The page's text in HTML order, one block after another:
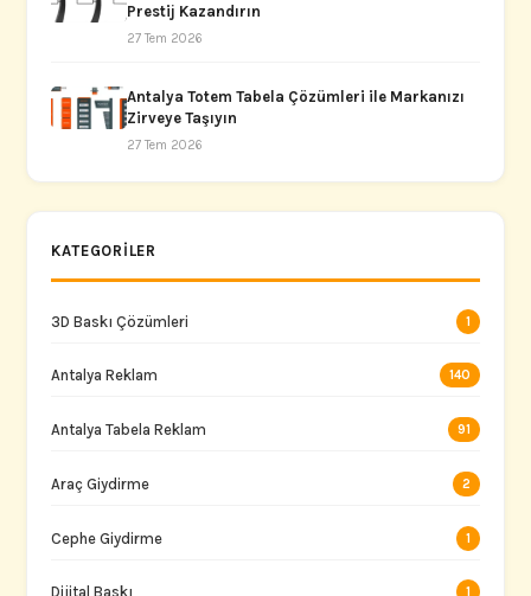
Prestij Kazandırın
27 Tem 2026
Antalya Totem Tabela Çözümleri ile Markanızı
Zirveye Taşıyın
27 Tem 2026
KATEGORILER
3D Baskı Çözümleri 1
Antalya Reklam 140
Antalya Tabela Reklam 91
Araç Giydirme 2
Cephe Giydirme 1
Dijital Baskı 1